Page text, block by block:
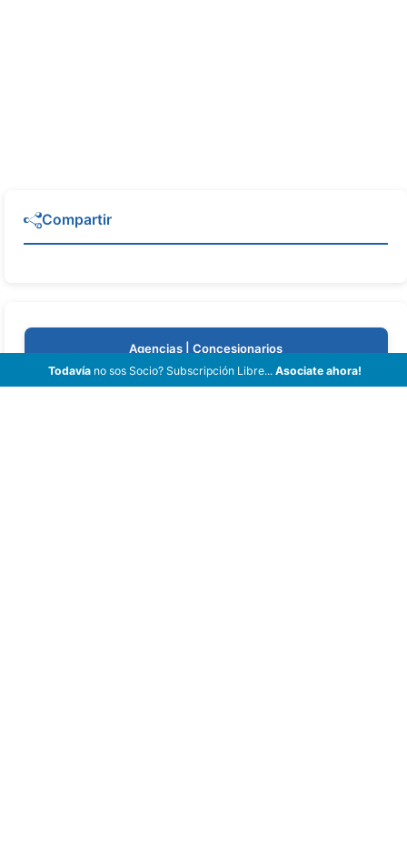
Compartir
Agencias | Concesionarios
Todavíano sos Socio? Subscripción Libre... Asociate ahora!